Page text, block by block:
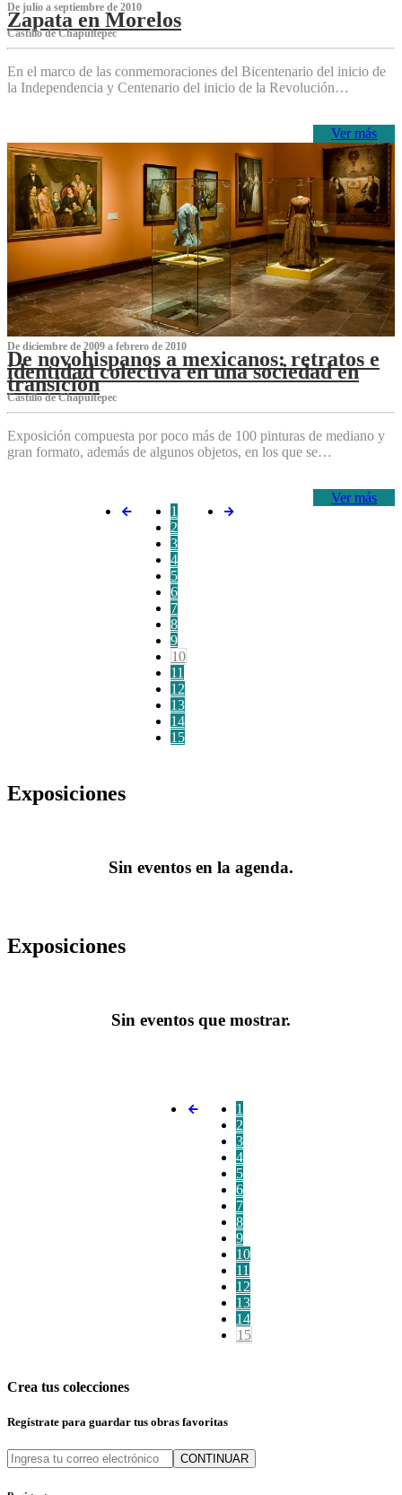
De julio a septiembre de 2010
Zapata en Morelos
Castillo de Chapultepec
En el marco de las conmemoraciones del Bicentenario del inicio de
la Independencia y Centenario del inicio de la Revolución…
Ver más
De diciembre de 2009 a febrero de 2010
De novohispanos a mexicanos: retratos e
identidad colectiva en una sociedad en
transición
Castillo de Chapultepec
Exposición compuesta por poco más de 100 pinturas de mediano y
gran formato, además de algunos objetos, en los que se…
Ver más
1
2
3
4
5
6
7
8
9
10
11
12
13
14
15
Exposiciones
Sin eventos en la agenda.
Exposiciones
Sin eventos que mostrar.
1
2
3
4
5
6
7
8
9
10
11
12
13
14
15
Crea tus colecciones
Regístrate para guardar tus obras favoritas
CONTINUAR